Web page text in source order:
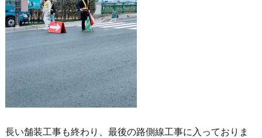
長い舗装工事も終わり、最後の路側線工事に入っておりま